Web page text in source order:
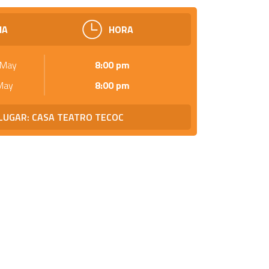
HORA
8:00 pm
8:00 pm
CASA TEATRO TECOC